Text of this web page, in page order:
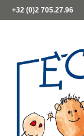
+32 (0)2 705.27.96